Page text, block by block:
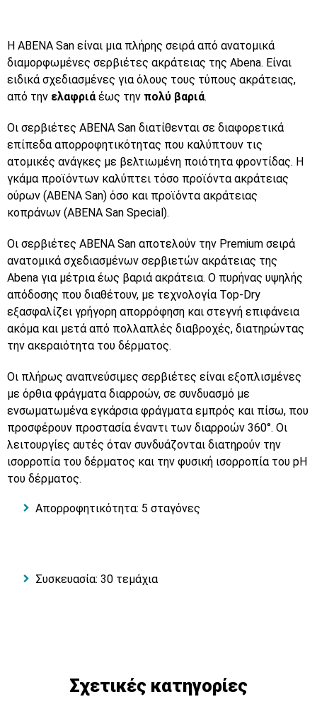
Η ABENA San είναι μια πλήρης σειρά από ανατομικά
διαμορφωμένες σερβιέτες ακράτειας της Abena. Είναι
ειδικά σχεδιασμένες για όλους τους τύπους ακράτειας,
από την ελαφριά έως την πολύ βαριά.
Οι σερβιέτες ABENA San διατίθενται σε διαφορετικά
επίπεδα απορροφητικότητας που καλύπτουν τις
ατομικές ανάγκες με βελτιωμένη ποιότητα φροντίδας. Η
γκάμα προϊόντων καλύπτει τόσο προϊόντα ακράτειας
ούρων (ABENA San) όσο και προϊόντα ακράτειας
κοπράνων (ABENA San Special).
Οι σερβιέτες ABENA San αποτελούν την Premium σειρά
ανατομικά σχεδιασμένων σερβιετών ακράτειας της
Abena για μέτρια έως βαριά ακράτεια. Ο πυρήνας υψηλής
απόδοσης που διαθέτουν, με τεχνολογία Top-Dry
εξασφαλίζει γρήγορη απορρόφηση και στεγνή επιφάνεια
ακόμα και μετά από πολλαπλές διαβροχές, διατηρώντας
την ακεραιότητα του δέρματος.
Οι πλήρως αναπνεύσιμες σερβιέτες είναι εξοπλισμένες
με όρθια φράγματα διαρροών, σε συνδυασμό με
ενσωματωμένα εγκάρσια φράγματα εμπρός και πίσω, που
προσφέρουν προστασία έναντι των διαρροών 360°. Οι
λειτουργίες αυτές όταν συνδυάζονται διατηρούν την
ισορροπία του δέρματος και την φυσική ισορροπία του pH
του δέρματος.
Απορροφητικότητα: 5 σταγόνες
Συσκευασία: 30 τεμάχια
Σχετικές κατηγορίες